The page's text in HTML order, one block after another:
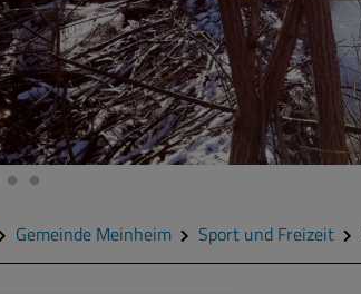
Gemeinde Meinheim Sport und Freizeit